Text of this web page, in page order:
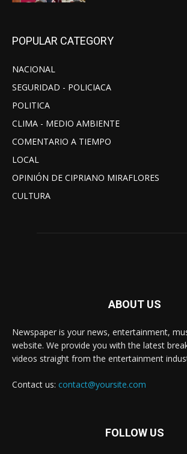
POPULAR CATEGORY
NACIONAL
SEGURIDAD - POLICIACA
POLITICA
CLIMA - MEDIO AMBIENTE
COMENTARIO A TIEMPO
LOCAL
OPINIÓN DE CIPRIANO MIRAFLORES
CULTURA
ABOUT US
Newspaper is your news, entertainment,
website. We provide you with the latest
videos straight from the entertainment
Contact us: contact@yoursite.com
FOLLOW US